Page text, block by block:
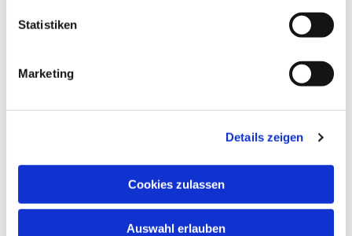
Statistiken
Marketing
Details zeigen
Cookies zulassen
Auswahl erlauben